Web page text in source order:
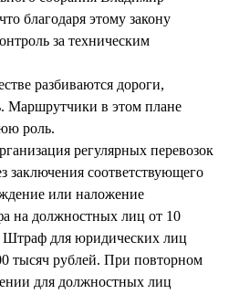
благодаря этому закону
за техническим
разбиваются дороги,
Маршрутчики в этом плане
роль.
регулярных перевозок
заключения соответствующего
или наложение
на должностных лиц от 10
Штраф для юридических лиц
тысяч рублей. При повторном
для должностных лиц